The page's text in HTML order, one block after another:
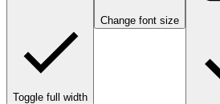
Toggle full width
Change font size